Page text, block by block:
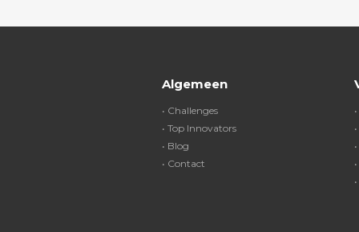
Algemeen
• Challenges
• Top Innovators
• Blog
• Contact